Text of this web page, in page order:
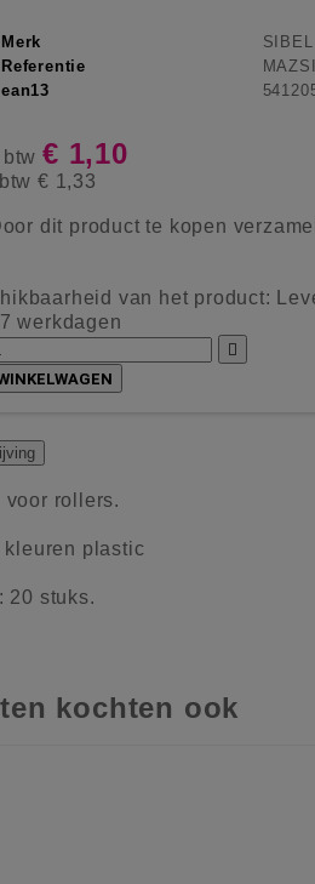
Merk
SIBEL
Referentie
ean13
btw€ 1,10
€ 1,33
dit product te kopen
van het product:
werkdagen

voor rollers.
kleuren plastic
20 stuks.
kochten ook